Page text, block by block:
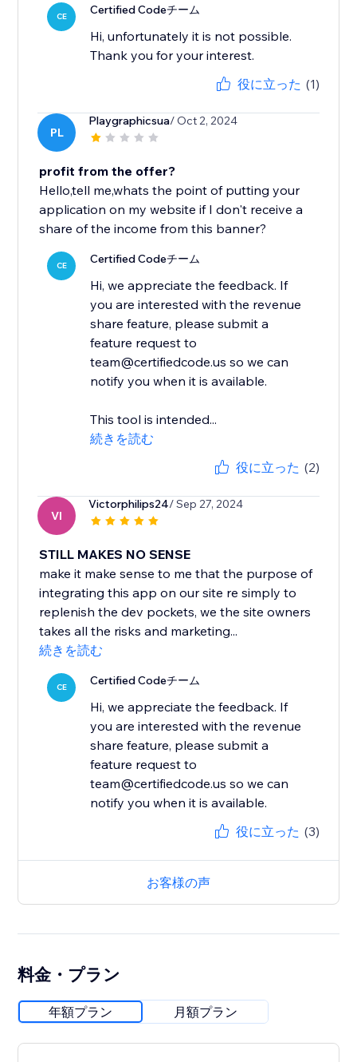
CE Certified Codeチーム
Hi, unfortunately it is not possible.
Thank you for your interest.
役に立った (1)
PL
Playgraphicsua/ Oct 2, 2024
profit from the offer?
Hello,tell me,whats the point of putting your
application on my website if I don't receive a
share of the income from this banner?
CE Certified Codeチーム
Hi, we appreciate the feedback. If
you are interested with the revenue
share feature, please submit a
feature request to
team@certifiedcode.us so we can
notify you when it is available.
This tool is intended...
続きを読む
役に立った (2)
VI
Victorphilips24/ Sep 27, 2024
STILL MAKES NO SENSE
make it make sense to me that the purpose of
integrating this app on our site re simply to
replenish the dev pockets, we the site owners
takes all the risks and marketing...
続きを読む
CE Certified Codeチーム
Hi, we appreciate the feedback. If
you are interested with the revenue
share feature, please submit a
feature request to
team@certifiedcode.us so we can
notify you when it is available.
役に立った (3)
お客様の声
料金・プラン
年額プラン 月額プラン